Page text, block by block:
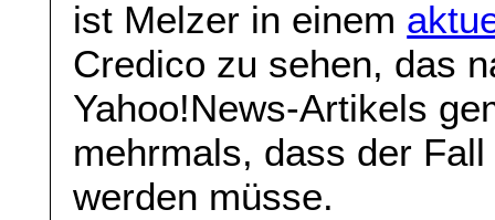
ist Melzer in einem
Credico zu sehen, das
Yahoo!News-Artikels
mehrmals, dass der
werden müsse.